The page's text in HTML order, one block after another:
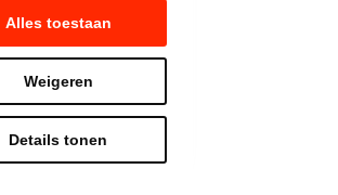
Alles toestaan
Weigeren
Details tonen